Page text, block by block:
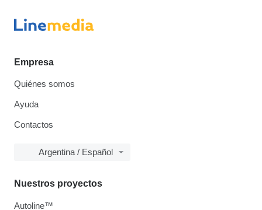
Empresa
Quiénes somos
Ayuda
Contactos
Argentina / Español
Nuestros proyectos
Autoline™